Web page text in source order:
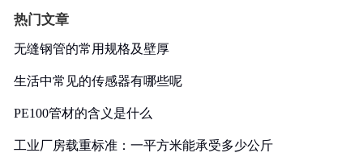
热门文章
无缝钢管的常用规格及壁厚
生活中常见的传感器有哪些呢
PE100管材的含义是什么
工业厂房载重标准：一平方米能承受多少公斤